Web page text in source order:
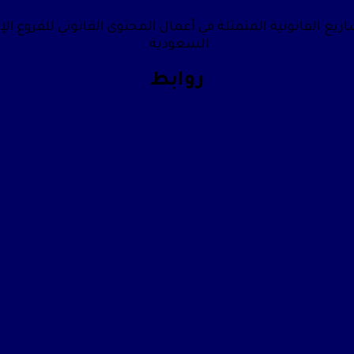
القانونية المتمثلة في أعمال المحتوى القانوني للفروع
السعودية.
روابط